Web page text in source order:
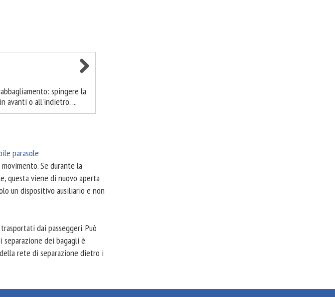
spingere la
avanti o all'indietro. ...
parasole
Se durante la
questa viene di nuovo aperta
un dispositivo ausiliario e non
dai passeggeri. Può
dei bagagli è
rete di separazione dietro i